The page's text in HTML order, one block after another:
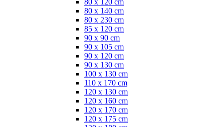
80 x 120 cm
80 x 140 cm
80 x 230 cm
85 x 120 cm
90 x 90 cm
90 x 105 cm
90 x 120 cm
90 x 130 cm
100 x 130 cm
110 x 170 cm
120 x 130 cm
120 x 160 cm
120 x 170 cm
120 x 175 cm